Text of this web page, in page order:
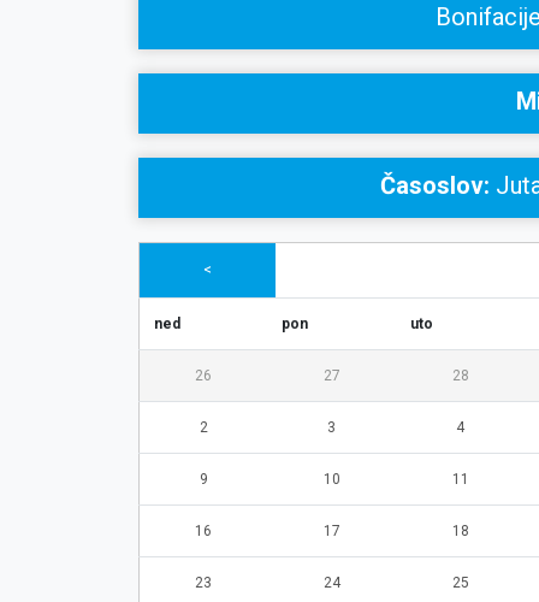
Časoslov:
<
ned pon uto
26 27 28
2 3 4
9 10 11
16 17 18
23 24 25